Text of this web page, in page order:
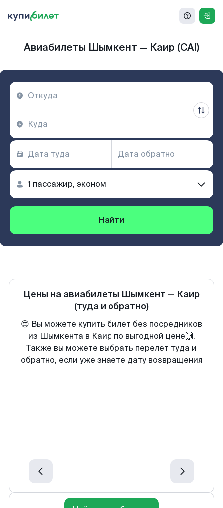
Авиабилеты Шымкент — Каир (CAI)
Найти
Цены на авиабилеты Шымкент — Каир
(туда и обратно)
😍 Вы можете купить билет без посредников
из Шымкента в Каир по выгодной цене🙌.
Также вы можете выбрать перелет туда и
обратно, если уже знаете дату возвращения